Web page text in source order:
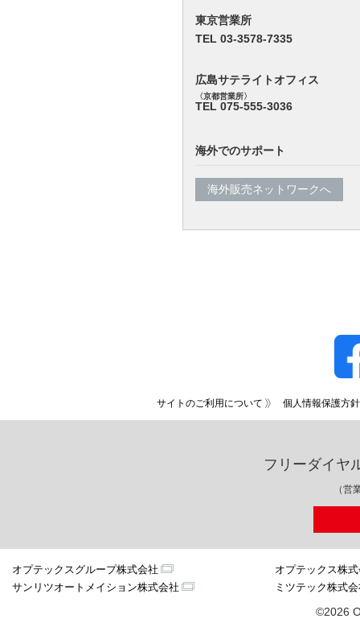
東京営業所
TEL 03-3578-7335
広島サテライトオフィス
〈京都営業所〉
TEL 075-555-3036
海外でのサポート
海外販売ネットワークへ
サイトのご利用について 個人情報保護方針
フリーダイヤ
（営
オプテックスグループ株式会社
オプテックス株
サンリツオートメイション株式会社
ミツテック株式
©2026